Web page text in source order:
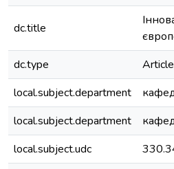
dc.title
dc.type
Article
local.subject.department
local.subject.department
local.subject.udc